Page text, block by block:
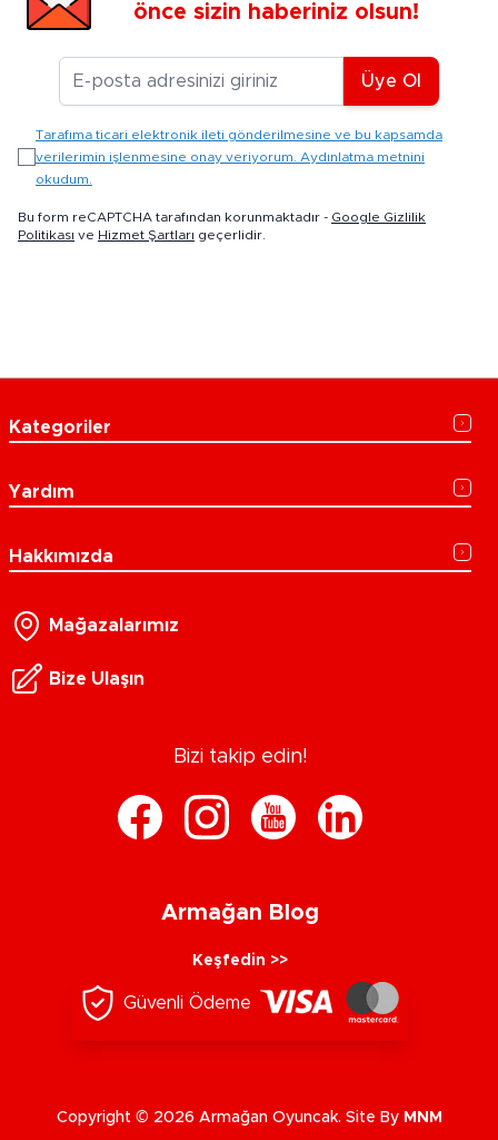
önce sizin haberiniz olsun!
E-posta Adresiniz
Üye Ol
Tarafıma ticari elektronik ileti gönderilmesine ve bu kapsamda
verilerimin işlenmesine onay veriyorum. Aydınlatma metnini
okudum.
Bu form reCAPTCHA tarafından korunmaktadır - Google Gizlilik
Politikası ve Hizmet Şartları geçerlidir.
Kategoriler
Yardım
Hakkımızda
Mağazalarımız
Bize Ulaşın
Bizi takip edin!
Armağan Blog
Keşfedin >>
Güvenli Ödeme
Copyright © 2026 Armağan Oyuncak. Site By MNM